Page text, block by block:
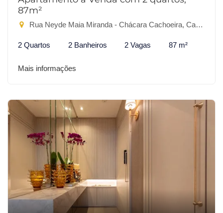
87m²
Rua Neyde Maia Miranda - Chácara Cachoeira, Campo Grande-MS
2 Quartos 2 Banheiros 2 Vagas 87 m²
Mais informações